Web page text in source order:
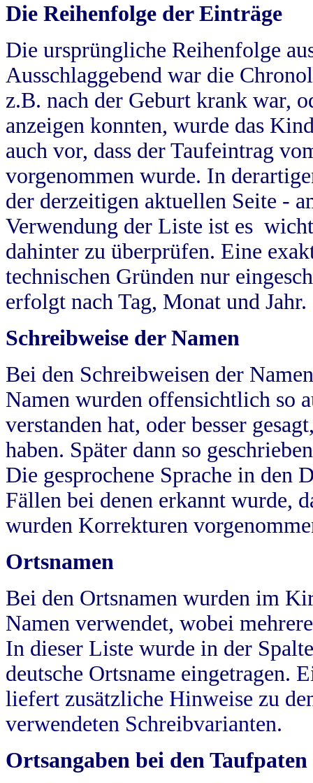
Die Reihenfolge der Einträge
Die ursprüngliche Reihenfolge
Ausschlaggebend war die
z.B. nach der Geburt krank war,
anzeigen konnten, wurde das
auch vor, dass der Taufeintrag
vorgenommen wurde. In
der derzeitigen aktuellen Seite -
Verwendung der Liste ist es
dahinter zu überprüfen. Eine
technischen Gründen nur
erfolgt nach Tag, Monat und Jahr.
Schreibweise der Namen
Bei den Schreibweisen der
Namen wurden offensichtlich so
verstanden hat, oder besser
haben. Später dann so
Die gesprochene Sprache in
Fällen bei denen erkannt wurde,
wurden Korrekturen
Ortsnamen
Bei den Ortsnamen wurden im
Namen verwendet, wobei
In dieser Liste wurde in der
deutsche Ortsname eingetragen.
liefert zusätzliche Hinweise zu
verwendeten Schreibvarianten.
Ortsangaben bei den Taufpaten